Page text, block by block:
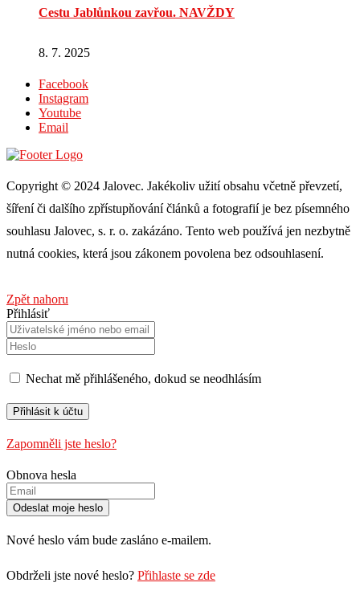
Cestu Jablůnkou zavřou. NAVŽDY
8. 7. 2025
Facebook
Instagram
Youtube
Email
Copyright © 2024 Jalovec. Jakékoliv užití obsahu včetně převzetí,
šíření či dalšího zpřístupňování článků a fotografií je bez písemného
souhlasu Jalovec, s. r. o. zakázáno. Tento web používá jen nezbytně
nutná cookies, která jsou zákonem povolena bez odsouhlasení.
Zpět nahoru
Přihlásiť
Nechat mě přihlášeného, ​​dokud se neodhlásím
Zapomněli jste heslo?
Obnova hesla
Nové heslo vám bude zasláno e-mailem.
Obdrželi jste nové heslo? Přihlaste se zde